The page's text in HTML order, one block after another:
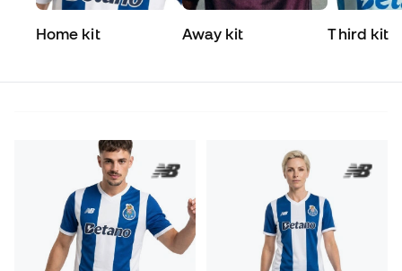
Home kit Away kit Third kit